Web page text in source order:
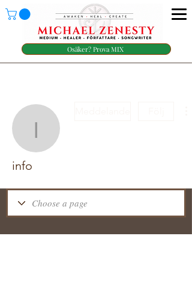
Osäker? Prova MIX
info
info